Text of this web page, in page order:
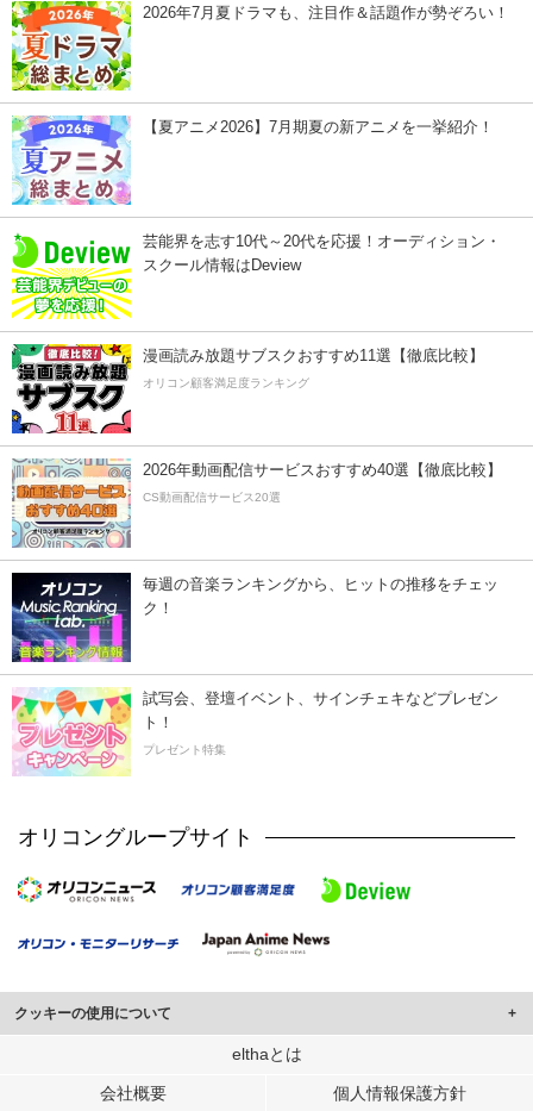
2026年7月夏ドラマも、注目作＆話題作が勢ぞろい！
【夏アニメ2026】7月期夏の新アニメを一挙紹介！
芸能界を志す10代～20代を応援！オーディション・
スクール情報はDeview
漫画読み放題サブスクおすすめ11選【徹底比較】
オリコン顧客満足度ランキング
2026年動画配信サービスおすすめ40選【徹底比較】
CS動画配信サービス20選
毎週の音楽ランキングから、ヒットの推移をチェッ
ク！
試写会、登壇イベント、サインチェキなどプレゼン
ト！
プレゼント特集
オリコングループサイト
クッキーの使用について
このサイトでは Cookie を使用して、ユーザーに合わせたコンテンツや広告の
行っています。
elthaとは
会社概要 個人情報保護方針